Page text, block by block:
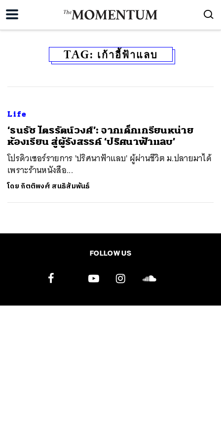
TAG: เก้าอี้ฟ้าแลบ
Life
‘ธนธัช ไตรรัตน์วงศ์’: จากเด็กเกรียนหน่าย
ห้องเรียน สู่ผู้รังสรรค์ ‘ปริศนาฟ้าแลบ’
โปรดิวเซอร์รายการ 'ปริศนาฟ้าแลบ' ผู้ผ่านชีวิต ม.ปลายมาได้
เพราะร้านหนังสือ...
โดย กิตติพงศ์ สนธิสัมพันธ์
FOLLOW US
SHARE TWEET LINE EMAIL